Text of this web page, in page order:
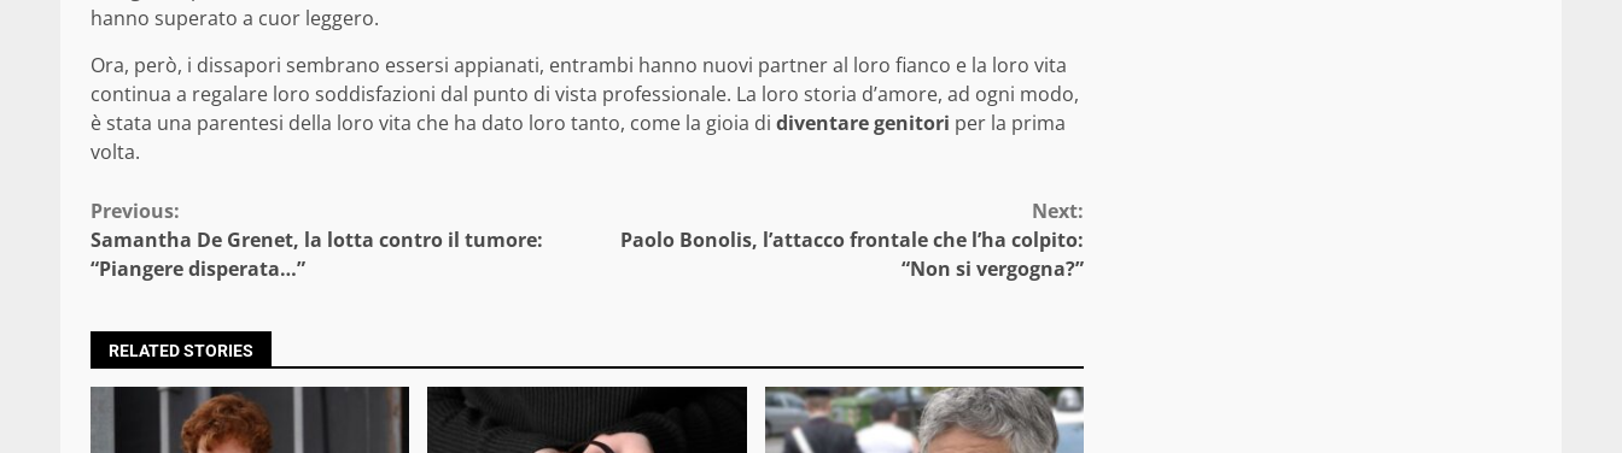
hanno superato a cuor leggero.
Ora, però, i dissapori sembrano essersi appianati, entrambi hanno nuovi partner al loro fianco e la loro vita
continua a regalare loro soddisfazioni dal punto di vista professionale. La loro storia d’amore, ad ogni modo,
è stata una parentesi della loro vita che ha dato loro tanto, come la gioia di diventare genitori per la prima
volta.
Continue
Reading
Previous:
Samantha De Grenet, la lotta contro il tumore:
“Piangere disperata…”
Next:
Paolo Bonolis, l’attacco frontale che l’ha colpito:
“Non si vergogna?”
RELATED STORIES